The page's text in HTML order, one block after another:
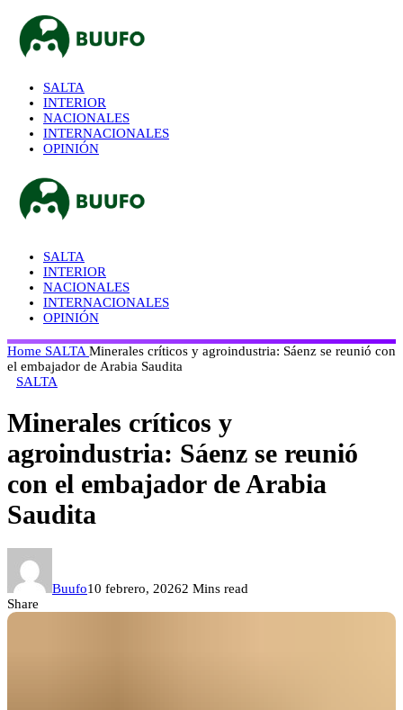
SALTA
INTERIOR
NACIONALES
INTERNACIONALES
OPINIÓN
SALTA
INTERIOR
NACIONALES
INTERNACIONALES
OPINIÓN
Home SALTA Minerales críticos y agroindustria: Sáenz se reunió con
el embajador de Arabia Saudita
SALTA
Minerales críticos y
agroindustria: Sáenz se reunió
con el embajador de Arabia
Saudita
Buufo10 febrero, 20262 Mins read
Share